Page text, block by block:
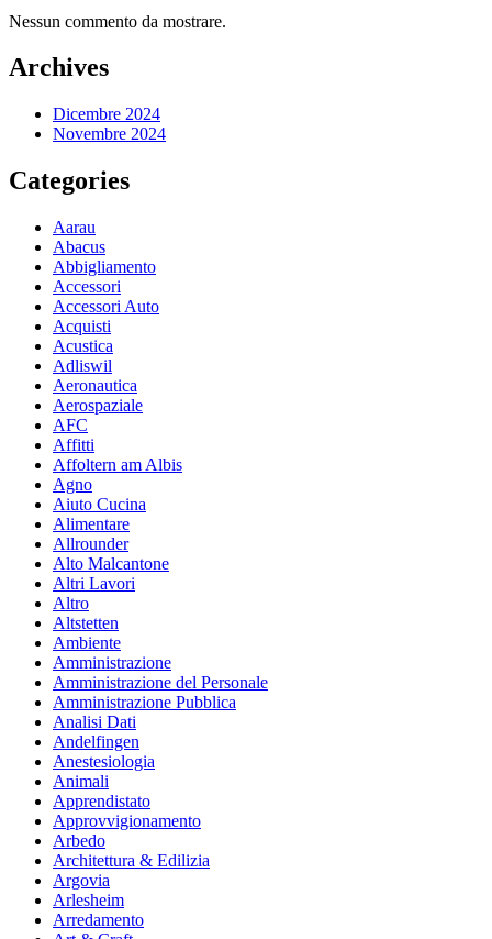
Nessun commento da mostrare.
Archives
Dicembre 2024
Novembre 2024
Categories
Aarau
Abacus
Abbigliamento
Accessori
Accessori Auto
Acquisti
Acustica
Adliswil
Aeronautica
Aerospaziale
AFC
Affitti
Affoltern am Albis
Agno
Aiuto Cucina
Alimentare
Allrounder
Alto Malcantone
Altri Lavori
Altro
Altstetten
Ambiente
Amministrazione
Amministrazione del Personale
Amministrazione Pubblica
Analisi Dati
Andelfingen
Anestesiologia
Animali
Apprendistato
Approvvigionamento
Arbedo
Architettura & Edilizia
Argovia
Arlesheim
Arredamento